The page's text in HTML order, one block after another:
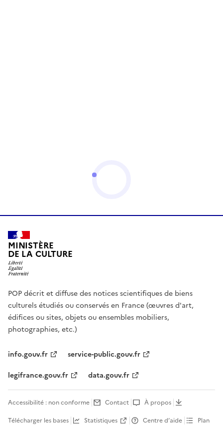
MINISTÈRE
DE LA CULTURE
POP décrit et diffuse des notices scientifiques de biens
culturels étudiés ou conservés en France (œuvres d'art,
édifices ou sites, objets ou ensembles mobiliers,
photographies, etc.)
info.gouv.fr
service-public.gouv.fr
legifrance.gouv.fr
data.gouv.fr
Accessibilité : non conforme Contact
À propos
Télécharger les bases
Statistiques Centre d’aide Plan